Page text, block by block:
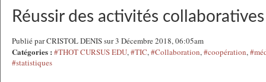
Réussir des activités collaboratives
Publié par CRISTOL DENIS sur 3 Décembre 2018, 06:05am
Catégories : #THOT CURSUS EDU,#TIC,#Collaboration,#coopération,
#statistiques